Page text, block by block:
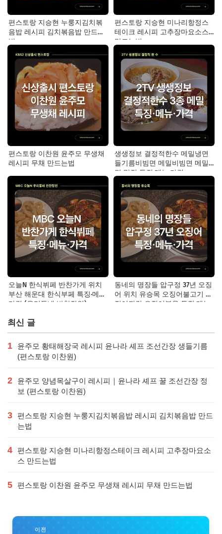
편스토랑 지승현 누룽지김치볶
음밥 레시피 김치볶음밥 만드는
법
편스토랑 지승현 미나리항정스
테이크 레시피 고추장마요소스
만드는법
편스토랑 이찬원 윤주모 무생채
레시피 무채 만드는법
생생정보 결정적한수 메밀냉면
들기름비빔면 메밀비빔면 메밀
면 맛집 특징·메뉴·가격
오늘N 한식뷔페 반찬가게 위치
부산 해운대 한식부페 특징·메뉴·
가격 (우리동네 반찬장인)
동네의 명장들 압구정 37년 오징
어 위치 유승목 오징어불고기 오
징어튀김 오징어볶음 특징·메뉴·
최신 글
1
윤주모 황태해장국 레시피 윤나라 셰프 조선간장 생들기름
(편스토랑 이찬원)
2
윤주모 양념목살구이 레시피｜윤나라 셰프 꿀 조선간장 정
보 (편스토랑 이찬원)
3
편스토랑 지승현 누룽지김치볶음밥 레시피 김치볶음밥 만드
는법
4
편스토랑 지승현 미나리항정스테이크 레시피 고추장마요소
스 만드는법
5 편스토랑 이찬원 윤주모 무생채 레시피 무채 만드는법
이전